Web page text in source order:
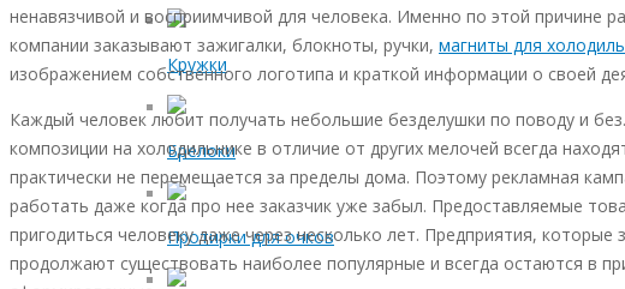
Кружки
Брелоки
Протирки для очков
ненавязчивой и восприимчивой для человека. Именно по этой причине
компании заказывают зажигалки, блокноты, ручки, магниты для
изображением собственного логотипа и краткой информации о своей
Каждый человек любит получать небольшие безделушки по поводу и
композиции на холодильнике в отличие от других мелочей всегда
практически не перемещается за пределы дома. Поэтому рекламная
работать даже когда про нее заказчик уже забыл. Предоставляемые
пригодиться человеку даже через несколько лет. Предприятия, которые
продолжают существовать наиболее популярные и всегда остаются в